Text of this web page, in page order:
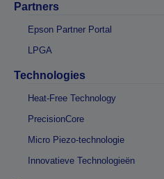
Partners
Epson Partner Portal
LPGA
Technologies
Heat-Free Technology
PrecisionCore
Micro Piezo-technologie
Innovatieve Technologieën